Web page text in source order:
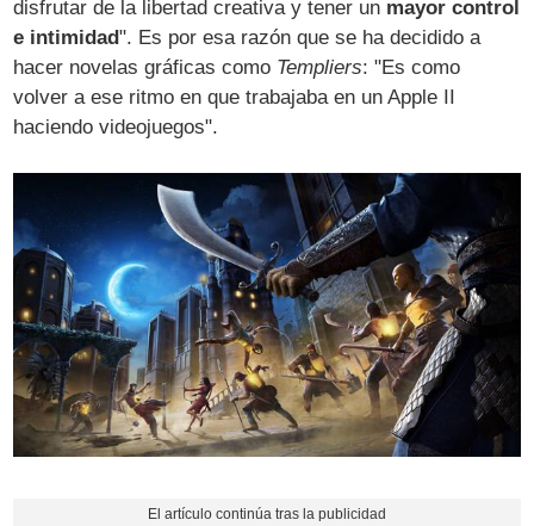
disfrutar de la libertad creativa y tener un mayor control
e intimidad". Es por esa razón que se ha decidido a
hacer novelas gráficas como Templiers: "Es como
volver a ese ritmo en que trabajaba en un Apple II
haciendo videojuegos".